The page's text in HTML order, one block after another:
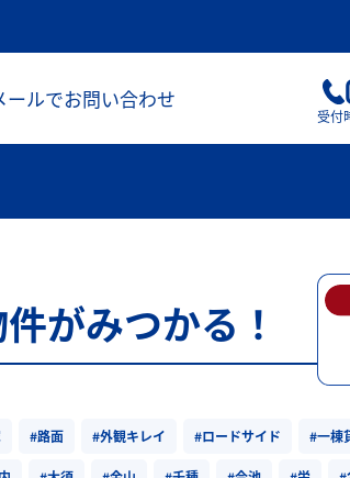
ールでお問い合わせ
受付
がみつかる！
#路面 #外観キレイ #ロードサイド #一棟